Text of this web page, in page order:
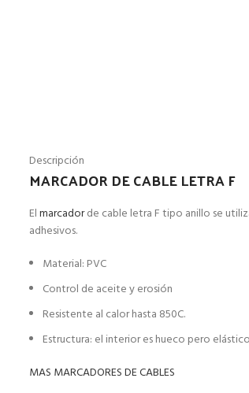
Descripción
MARCADOR DE CABLE LETRA F
Elmarcadorde cable letra F tipo anillo se
adhesivos.
Material: PVC
Control de aceite y erosión
Resistente al calor hasta 850C.
Estructura: el interior es hueco pero
MAS MARCADORES DE CABLES